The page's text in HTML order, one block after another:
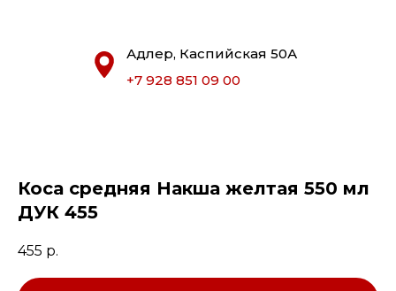
Адлер, Каспийская 50А
+7 928 851 09 00
Коса средняя Накша желтая 550 мл
ДУК 455
455 р.